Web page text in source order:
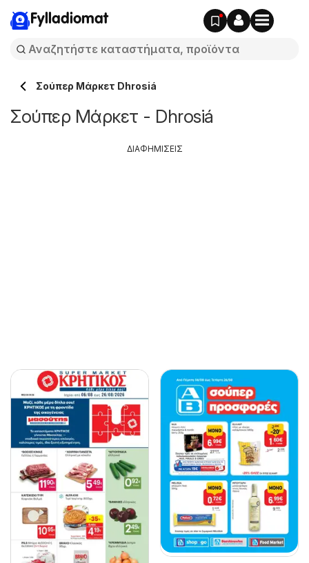
Fylladiomat
Σούπερ Μάρκετ Dhrosiá
Σούπερ Μάρκετ - Dhrosiá
ΔΙΑΦΗΜΙΣΕΙΣ